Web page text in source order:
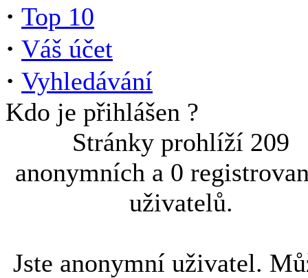
· Top 10
· Váš účet
· Vyhledávání
Kdo je přihlášen ?
Stránky prohlíží 209
anonymních a 0
uživatelů.
Jste anonymní uživatel.